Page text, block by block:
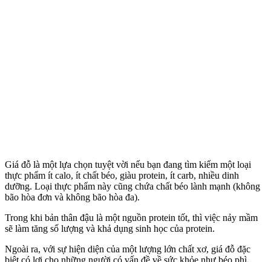
Giá đỗ là một lựa chọn tuyệt vời nếu bạn đang tìm kiếm một loại
thực phẩm ít calo, ít chất béo, giàu protein, ít carb, nhiều dinh
dưỡng. Loại thực phẩm này cũng chứa chất béo lành mạnh (không
bão hòa đơn và không bão hòa đa).
Trong khi bản thân đậu là một nguồn protein tốt, thì việc nảy mầm
sẽ làm tăng số lượng và khả dụng sinh học của protein.
Ngoài ra, với sự hiện diện của một lượng lớn chất xơ, giá đỗ đặc
biệt có lợi cho những người có vấn đề về sức khỏe như béo phì,